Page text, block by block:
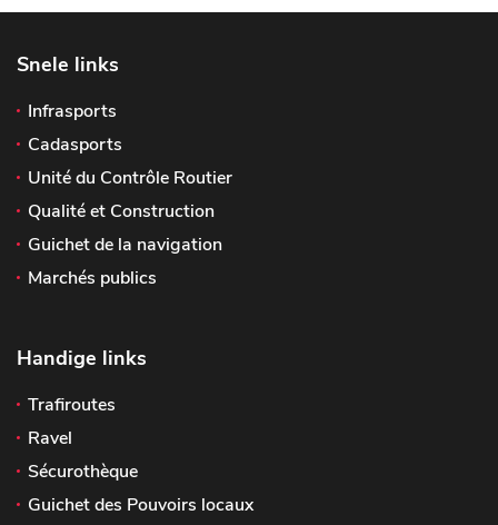
Snele links
Infrasports
Cadasports
Unité du Contrôle Routier
Qualité et Construction
Guichet de la navigation
Marchés publics
Handige links
Trafiroutes
Ravel
Sécurothèque
Guichet des Pouvoirs locaux